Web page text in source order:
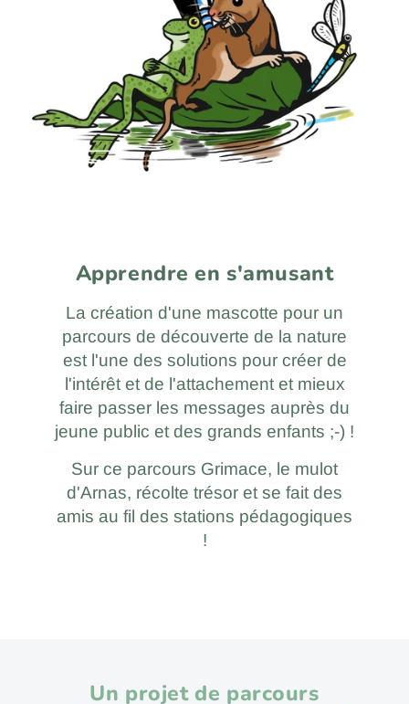
Apprendre en s'amusant
La création d'une mascotte pour un
parcours de découverte de la nature
est l'une des solutions pour créer de
l'intérêt et de l'attachement et mieux
faire passer les messages auprès du
jeune public et des grands enfants ;-) !
Sur ce parcours Grimace, le mulot
d'Arnas, récolte trésor et se fait des
amis au fil des stations pédagogiques
!
Un projet de parcours